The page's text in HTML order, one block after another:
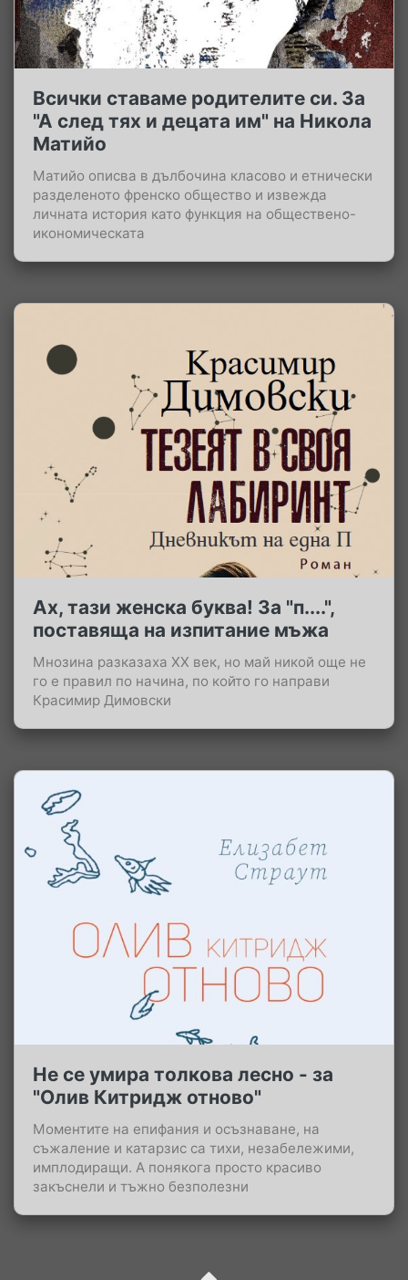
Всички ставаме родителите си. За
"А след тях и децата им" на Никола
Матийо
Матийо описва в дълбочина класово и етнически
разделеното френско общество и извежда
личната история като функция на обществено-
икономическата
Ах, тази женска буква! За "п....",
поставяща на изпитание мъжа
Мнозина разказаха XX век, но май никой още не
го е правил по начина, по който го направи
Красимир Димовски
Не се умира толкова лесно - за
"Олив Китридж отново"
Моментите на епифания и осъзнаване, на
съжаление и катарзис са тихи, незабележими,
имплодиращи. А понякога просто красиво
закъснели и тъжно безполезни